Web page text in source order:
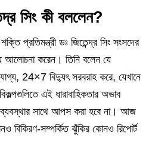
সিং কী বললেন?
প্রতিমন্ত্রী ডঃ জিতেন্দ্র সিং সংসদের
আলোচনা করেন। তিনি বলেন যে
24×7 বিদ্যুৎ সরবরাহ করে, যেখানে
এই ধারাবাহিকতার অভাব
ব্যবস্থার সাথে আপস করা হবে না। আজ
বিকিরণ-সম্পর্কিত ঝুঁকির কোনও রিপোর্ট